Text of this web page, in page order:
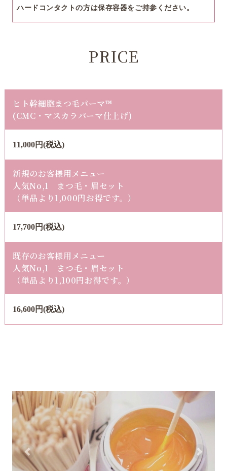
ハードコンタクトの方は保存容器をご持参ください。
PRICE
ヒト幹細胞まつ毛パーマ™
​​​​​​​(CMC・マスカラパーマ仕上げ)
11,000円(税込)
新規のお客様用メニュー
人気No,1 まつ毛・眉セット
​​​​​​​（単品より1,000円お得です。）
17,700円(税込)
既存のお客様用メニュー
​​​​​​​人気No,1 まつ毛・眉セット
（単品より1,100円お得です。）
16,600円(税込)
前へ 次へ